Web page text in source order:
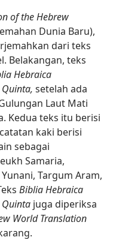
of the Hebrew
Dunia Baru),
dari teks
Belakangan, teks
Hebraica
setelah ada
Laut Mati
Kedua teks itu berisi
kaki berisi
sebagai
Samaria,
Yunani, Targum Aram,
Biblia Hebraica
juga diperiksa
World Translation